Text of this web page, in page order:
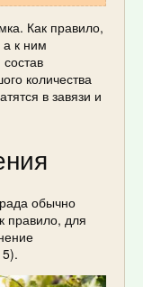
Как правило,
а к ним
количества
в завязи и
обычно
правило, для